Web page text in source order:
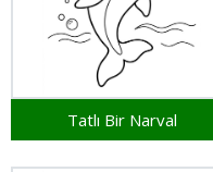
Tatlı Bir Narval